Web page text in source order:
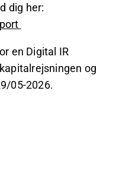
dig her:
en Digital IR
og
05-2026.